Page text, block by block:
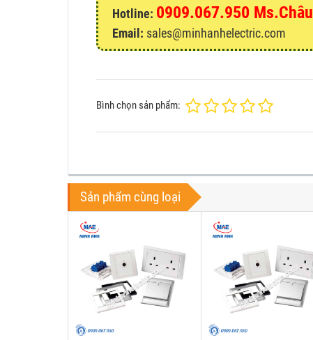
Hotline: 0909.067.950 Ms.Châu
Email: sales@minhanhelectric.com
Bình chọn sản phẩm:
Sản phẩm cùng loại